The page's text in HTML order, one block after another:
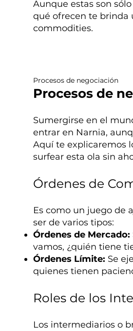
Procesos de negociación
Procesos de
Sumergirse en el
entrar en Narnia,
Aquí te explicaremos
surfear esta ola sin
Órdenes de
Es como un juego de
ser de varios tipos:
Órdenes de Mercado:
vamos, ¿quién tiene
Órdenes Límite: Se
quienes tienen
Roles de los
Los intermediarios o
Aunque estas son
qué ofrecen te brinda
commodities.